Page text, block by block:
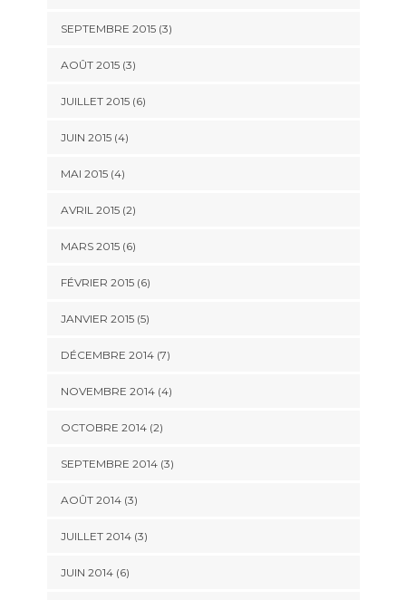
SEPTEMBRE 2015(3)
AOÛT 2015(3)
JUILLET 2015(6)
JUIN 2015(4)
MAI 2015(4)
AVRIL 2015(2)
MARS 2015(6)
FÉVRIER 2015(6)
JANVIER 2015(5)
DÉCEMBRE 2014(7)
NOVEMBRE 2014(4)
OCTOBRE 2014(2)
SEPTEMBRE 2014(3)
AOÛT 2014(3)
JUILLET 2014(3)
JUIN 2014(6)